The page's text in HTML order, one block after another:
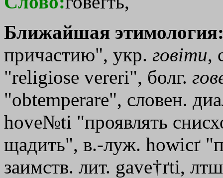
Ближайшая
причастию", укр. говiти,
"religiose vereri", болг.
"obtemperare", словен.
hove№ti "проявлять
щадить", в.-луж. howicґ
заимств. лит. gave†ґti,